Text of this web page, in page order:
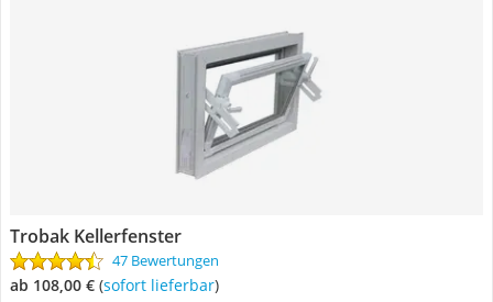
Trobak Kellerfenster
47 Bewertungen
ab 108,00 € ( Sofort lieferbar)